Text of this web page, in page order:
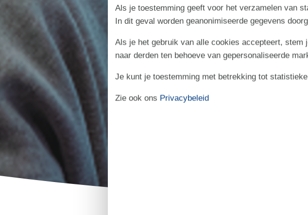
Als je toestemming geeft voor het verzamelen van
In dit geval worden geanonimiseerde gegevens
Als je het gebruik van alle cookies accepteert,
naar derden ten behoeve van gepersonaliseerde
Je kunt je toestemming met betrekking tot
Zie ook ons Privacybeleid